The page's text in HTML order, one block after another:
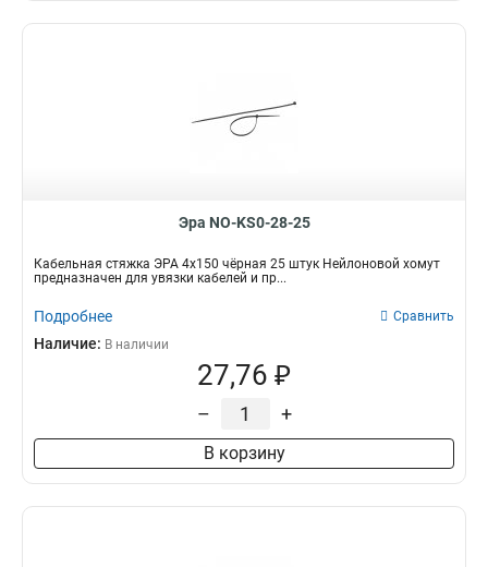
Эра NO-KS0-28-25
Кабельная стяжка ЭРА 4х150 чёрная 25 штук Нейлоновой хомут
предназначен для увязки кабелей и пр...
Подробнее Сравнить
Наличие: В наличии
27,76 ₽
– +
В корзину